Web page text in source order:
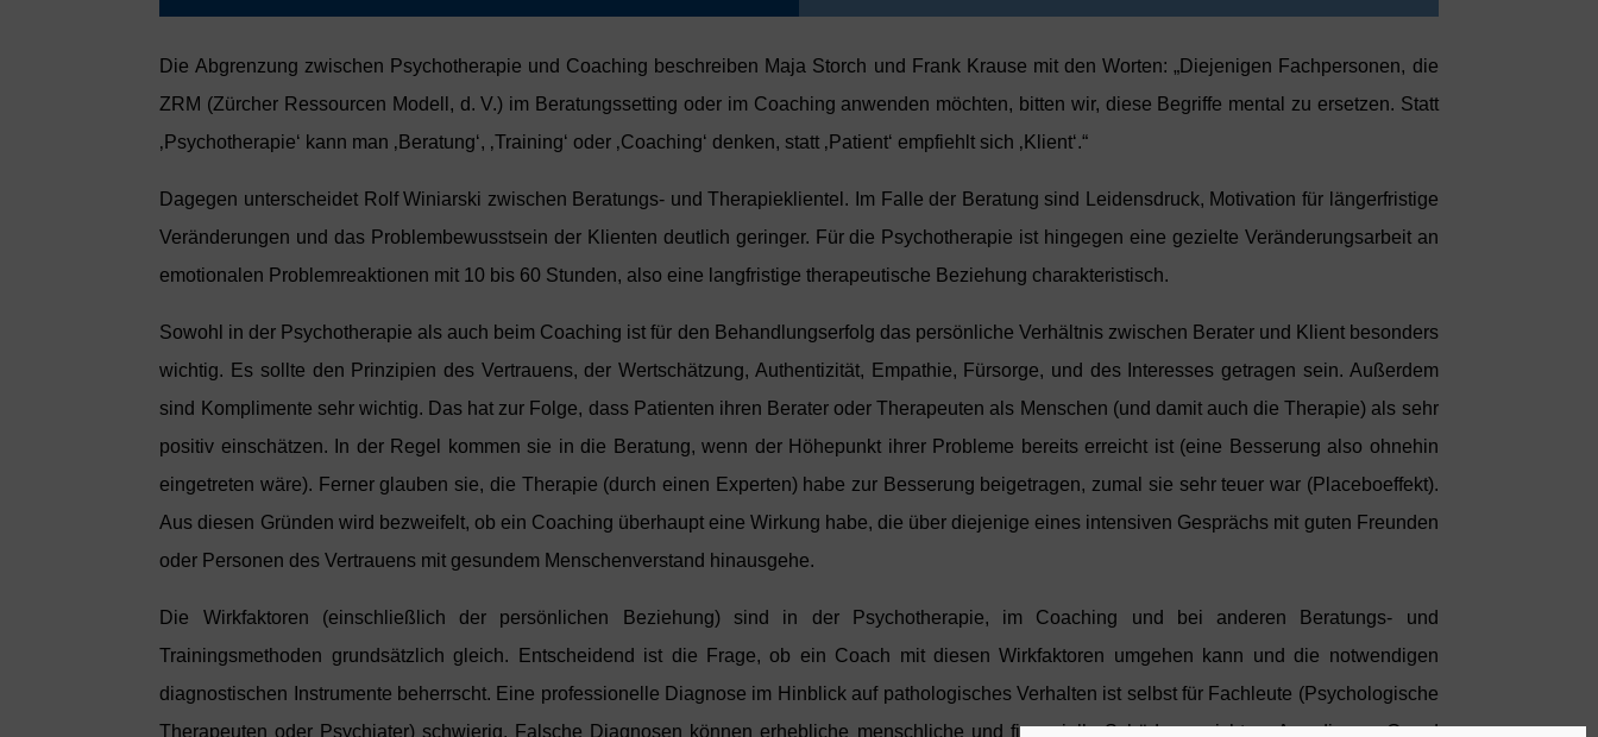
Die Abgrenzung zwischen Psychotherapie und Coaching beschreiben Maja Storch und Frank Krause mit den Worten: „Diejenigen Fachpersonen, die
ZRM (Zürcher Ressourcen Modell, d. V.) im Beratungssetting oder im Coaching anwenden möchten, bitten wir, diese Begriffe mental zu ersetzen. Statt
‚Psychotherapie‘ kann man ‚Beratung‘, ‚Training‘ oder ‚Coaching‘ denken, statt ‚Patient‘ empfiehlt sich ‚Klient‘.“
Dagegen unterscheidet Rolf Winiarski zwischen Beratungs- und Therapieklientel. Im Falle der Beratung sind Leidensdruck, Motivation für längerfristige
Veränderungen und das Problembewusstsein der Klienten deutlich geringer. Für die Psychotherapie ist hingegen eine gezielte Veränderungsarbeit an
emotionalen Problemreaktionen mit 10 bis 60 Stunden, also eine langfristige therapeutische Beziehung charakteristisch.
Sowohl in der Psychotherapie als auch beim Coaching ist für den Behandlungserfolg das persönliche Verhältnis zwischen Berater und Klient besonders
wichtig. Es sollte den Prinzipien des Vertrauens, der Wertschätzung, Authentizität, Empathie, Fürsorge, und des Interesses getragen sein. Außerdem
sind Komplimente sehr wichtig. Das hat zur Folge, dass Patienten ihren Berater oder Therapeuten als Menschen (und damit auch die Therapie) als sehr
positiv einschätzen. In der Regel kommen sie in die Beratung, wenn der Höhepunkt ihrer Probleme bereits erreicht ist (eine Besserung also ohnehin
eingetreten wäre). Ferner glauben sie, die Therapie (durch einen Experten) habe zur Besserung beigetragen, zumal sie sehr teuer war (Placeboeffekt).
Aus diesen Gründen wird bezweifelt, ob ein Coaching überhaupt eine Wirkung habe, die über diejenige eines intensiven Gesprächs mit guten Freunden
oder Personen des Vertrauens mit gesundem Menschenverstand hinausgehe.
Die Wirkfaktoren (einschließlich der persönlichen Beziehung) sind in der Psychotherapie, im Coaching und bei anderen Beratungs- und
Trainingsmethoden grundsätzlich gleich. Entscheidend ist die Frage, ob ein Coach mit diesen Wirkfaktoren umgehen kann und die notwendigen
diagnostischen Instrumente beherrscht. Eine professionelle Diagnose im Hinblick auf pathologisches Verhalten ist selbst für Fachleute (Psychologische
Therapeuten oder Psychiater) schwierig. Falsche Diagnosen können erhebliche menschliche und finanzielle Schäden anrichten. Aus diesem Grund